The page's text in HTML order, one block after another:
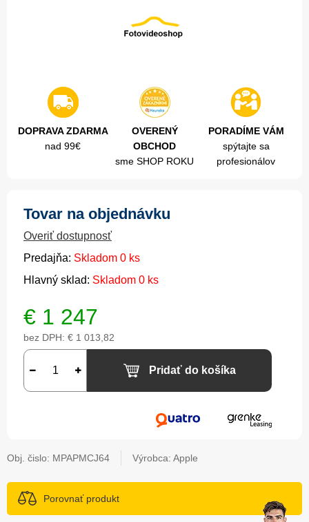
DOPRAVA ZDARMA
nad 99€
OVERENÝ
OBCHOD
sme SHOP ROKU
PORADÍME VÁM
spýtajte sa
profesionálov
Tovar na objednávku
Overiť dostupnosť
Predajňa: Skladom 0 ks
Hlavný sklad: Skladom 0 ks
€ 1 247
bez DPH: € 1 013,82
Pridať do košíka
Obj. čislo: MPAPMCJ64 Výrobca: Apple
Porovnať produkt